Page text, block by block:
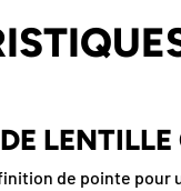
de pointe pour